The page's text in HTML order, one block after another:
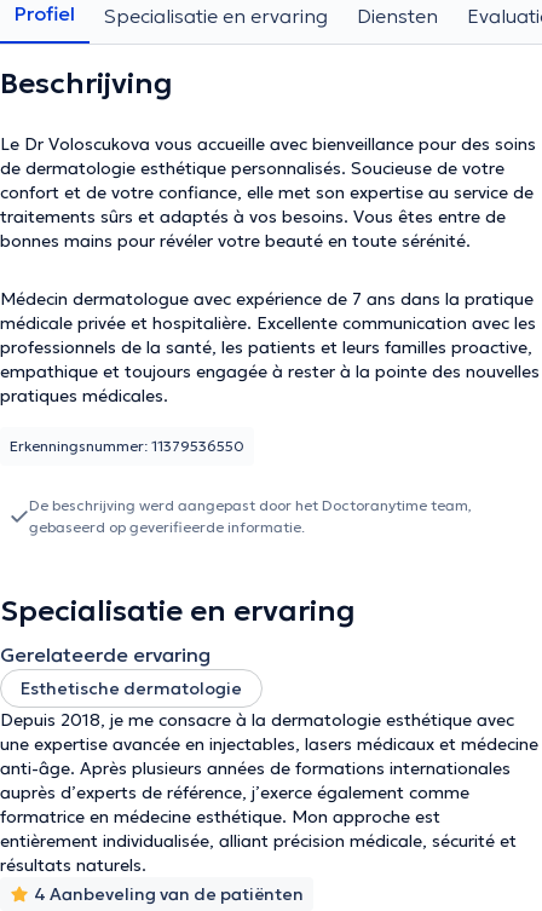
Profiel Specialisatie en ervaring Diensten
Beschrijving
Le Dr Voloscukova vous accueille avec bienveillance pour des soins
de dermatologie esthétique personnalisés. Soucieuse de votre
confort et de votre confiance, elle met son expertise au service de
traitements sûrs et adaptés à vos besoins. Vous êtes entre de
bonnes mains pour révéler votre beauté en toute sérénité.
Médecin dermatologue avec expérience de 7 ans dans la pratique
médicale privée et hospitalière. Excellente communication avec les
professionnels de la santé, les patients et leurs familles proactive,
empathique et toujours engagée à rester à la pointe des nouvelles
pratiques médicales.
Erkenningsnummer: 11379536550
De beschrijving werd aangepast door het Doctoranytime team,
gebaseerd op geverifieerde informatie.
Specialisatie en ervaring
Gerelateerde ervaring
Esthetische dermatologie
Depuis 2018, je me consacre à la dermatologie esthétique avec
une expertise avancée en injectables, lasers médicaux et médecine
anti-âge. Après plusieurs années de formations internationales
auprès d’experts de référence, j’exerce également comme
formatrice en médecine esthétique. Mon approche est
entièrement individualisée, alliant précision médicale, sécurité et
résultats naturels.
4 Aanbeveling van de patiënten